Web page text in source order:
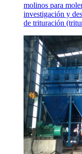
molinos para
investigación y
de trituración